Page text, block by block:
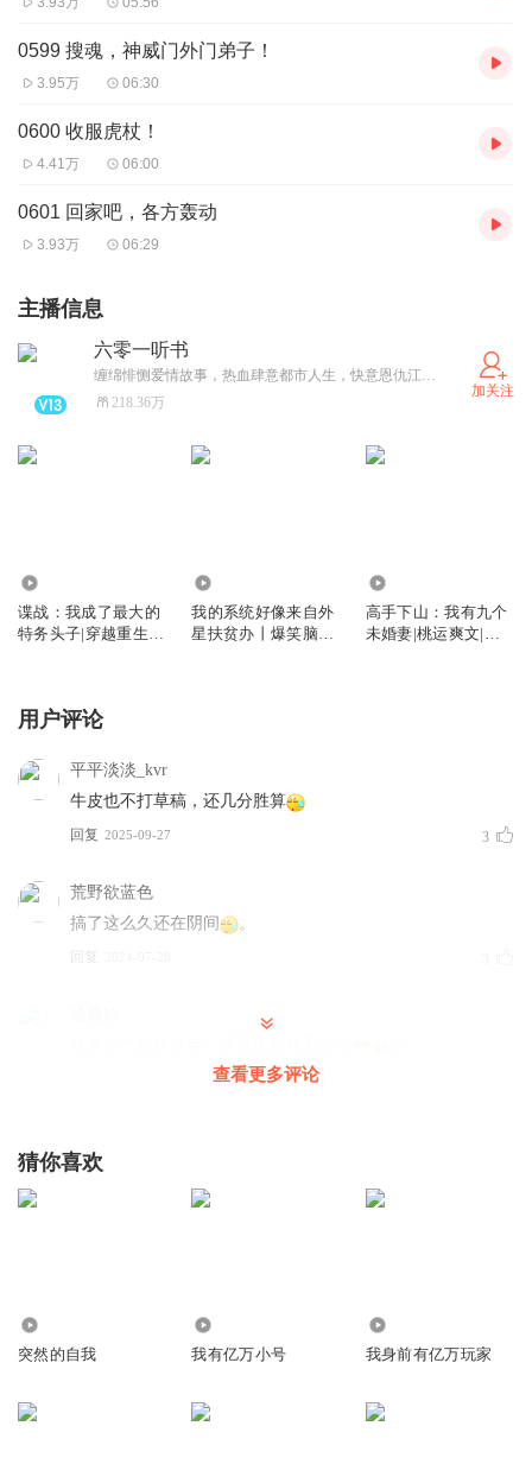
0599 搜魂，神威门外门弟子！
3.95万 06:30
0600 收服虎杖！
4.41万 06:00
0601 回家吧，各方轰动
3.93万 06:29
主播信息
六零一听书
缠绵悱恻爱情故事，热血肆意都市人生，快意恩仇江湖岁月，剑气纵横仙侠长歌。你想听的，我都有！
218.36万
加关注
谍战：我成了最大的
特务头子|穿越重生|
我的系统好像来自外
星扶贫办丨爆笑脑洞
高手下山：我有九个
未婚妻|桃运爽文|美
用户评论
平平淡淡_kvr
牛皮也不打草稿，还几分胜算
回复 2025-09-27 3
荒野欲蓝色
搞了这么久还在阴间
。
回复
什么玩意猪脚在阴间呆着呢
主角很奇葩，送人回家途中自己去了别的地方浪这么久
查看更多评论
猜你喜欢
突然的自我 我有亿万小号 我身前有亿万玩家